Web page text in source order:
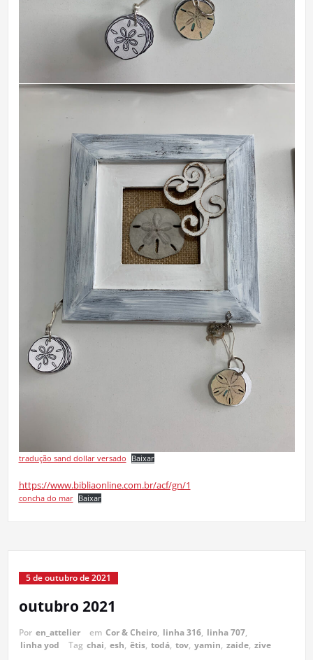
tradução sand dollar versado Baixar
https://www.bibliaonline.com.br/acf/gn/1
concha do mar Baixar
5 de outubro de 2021
outubro 2021
Por en_attelier em Cor & Cheiro, linha 316, linha 707,
linha yod
Tag chai, esh, êtis, todá, tov, yamin, zaide, zive